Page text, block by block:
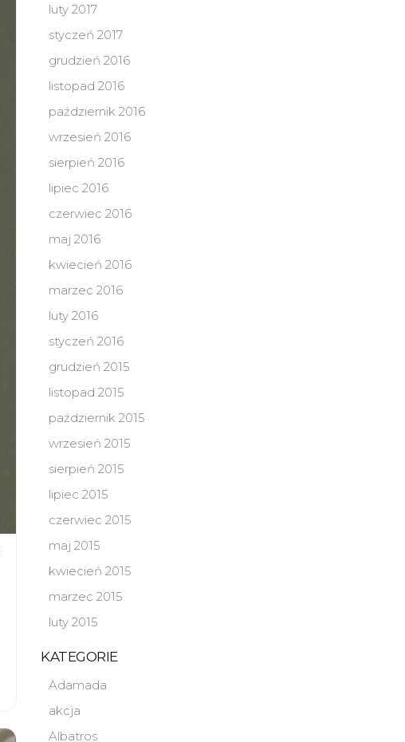
luty 2017
styczeń 2017
grudzień 2016
listopad 2016
październik 2016
wrzesień 2016
sierpień 2016
lipiec 2016
czerwiec 2016
maj 2016
kwiecień 2016
marzec 2016
luty 2016
styczeń 2016
grudzień 2015
listopad 2015
październik 2015
wrzesień 2015
sierpień 2015
lipiec 2015
czerwiec 2015
maj 2015
kwiecień 2015
marzec 2015
luty 2015
KATEGORIE
Adamada
akcja
Albatros